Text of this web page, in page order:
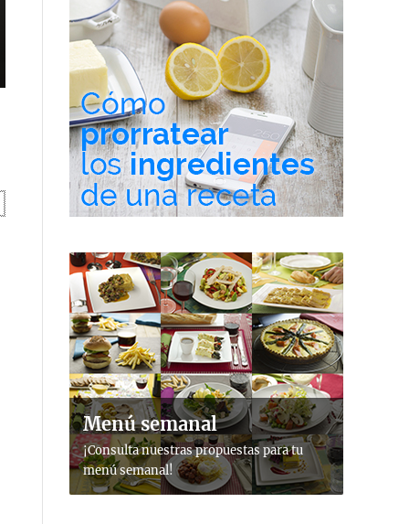
Menú semanal
¡Consulta nuestras propuestas para tu
menú semanal!